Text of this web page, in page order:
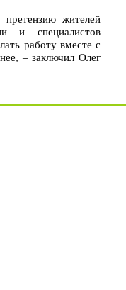
жителей
и специалистов
работу вместе с
– заключил Олег